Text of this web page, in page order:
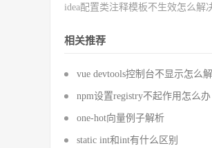
idea配置类注释模板不生效怎么解
相关推荐
vue devtools控制台不显示怎么
npm设置registry不起作用怎么办
one-hot向量例子解析
static int和int有什么区别